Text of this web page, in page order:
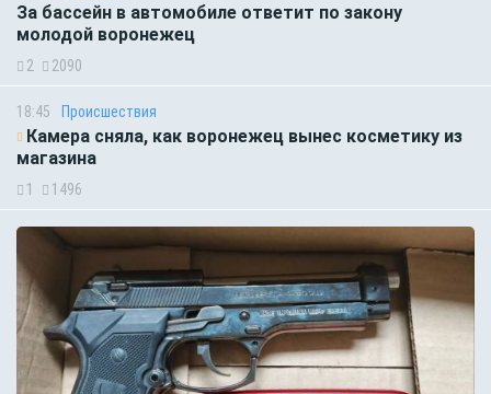
За бассейн в автомобиле ответит по закону
молодой воронежец
2 2090
18:45 Происшествия
Камера сняла, как воронежец вынес косметику из
магазина
1 1496